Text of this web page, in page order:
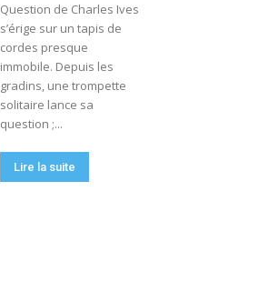
Question de Charles Ives
s’érige sur un tapis de
cordes presque
immobile. Depuis les
gradins, une trompette
solitaire lance sa
question ;...
Lire la suite